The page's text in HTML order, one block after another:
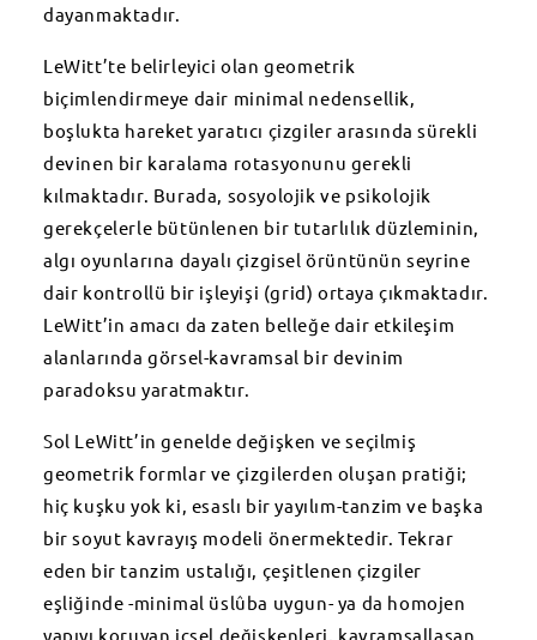
dayanmaktadır.
LeWitt’te belirleyici olan geometrik
biçimlendirmeye dair minimal nedensellik,
boşlukta hareket yaratıcı çizgiler arasında sürekli
devinen bir karalama rotasyonunu gerekli
kılmaktadır. Burada, sosyolojik ve psikolojik
gerekçelerle bütünlenen bir tutarlılık düzleminin,
algı oyunlarına dayalı çizgisel örüntünün seyrine
dair kontrollü bir işleyişi (grid) ortaya çıkmaktadır.
LeWitt’in amacı da zaten belleğe dair etkileşim
alanlarında görsel-kavramsal bir devinim
paradoksu yaratmaktır.
Sol LeWitt’in genelde değişken ve seçilmiş
geometrik formlar ve çizgilerden oluşan pratiği;
hiç kuşku yok ki, esaslı bir yayılım-tanzim ve başka
bir soyut kavrayış modeli önermektedir. Tekrar
eden bir tanzim ustalığı, çeşitlenen çizgiler
eşliğinde -minimal üslûba uygun- ya da homojen
yapıyı koruyan içsel değişkenleri, kavramsallaşan